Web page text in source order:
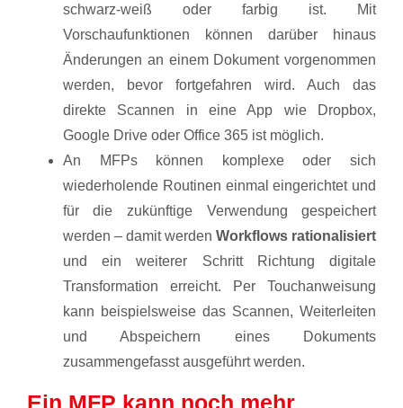
schwarz-weiß oder farbig ist. Mit
Vorschaufunktionen können darüber hinaus
Änderungen an einem Dokument vorgenommen
werden, bevor fortgefahren wird. Auch das
direkte Scannen in eine App wie Dropbox,
Google Drive oder Office 365 ist möglich.
An MFPs können komplexe oder sich
wiederholende Routinen einmal eingerichtet und
für die zukünftige Verwendung gespeichert
werden – damit werdenWorkflows rationalisiert
und ein weiterer Schritt Richtung digitale
Transformation erreicht. Per Touchanweisung
kann beispielsweise das Scannen, Weiterleiten
und Abspeichern eines Dokuments
zusammengefasst ausgeführt werden.
Ein MFP kann noch mehr